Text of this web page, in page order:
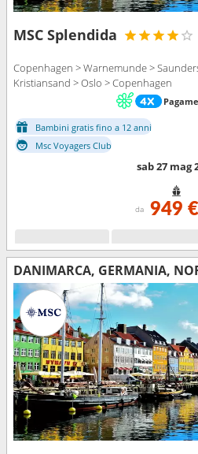
MSC Splendida
Copenhagen > Warnemunde >
Kristiansand > Oslo > Copenhagen
Bambini gratis fino a 12 anni
Msc Voyagers Club
sab 27 mag
da 949 €
DANIMARCA, GERMANIA,